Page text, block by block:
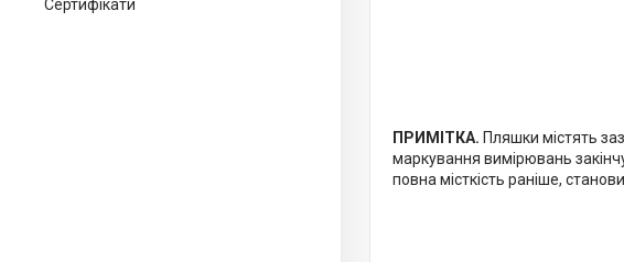
Сертифікати
ПРИМІТКА. Пляшки містять
маркування вимірювань
повна місткість раніше,